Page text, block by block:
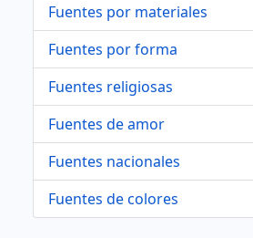
Fuentes por materiales
Fuentes por forma
Fuentes religiosas
Fuentes de amor
Fuentes nacionales
Fuentes de colores